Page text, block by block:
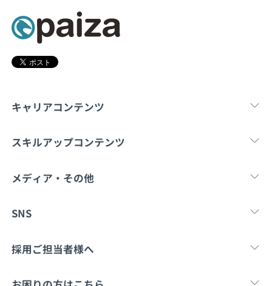
契約内容・クーポン
キャリアコンテンツ
転職・キャリア 新卒就
スキルアップコンテンツ
学習 マンガ・ゲーム
メディア・その他
Tech Team Journal note
SNS
X
採用ご担当者様へ
採用・教育をお考えの企業様へ 中途求人掲載はこ